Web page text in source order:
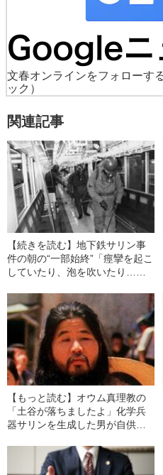
文春オンラインをフォローす
ック）
関連記事
【続きを読む】地下鉄サリン事
件の朝の“一部始終”「痙攣を起こ
していたり、泡を吹いたり…」
【もっと読む】オウム真理教の
「土谷が落ちましたよ」化学兵
器サリンを生成した男が自供し